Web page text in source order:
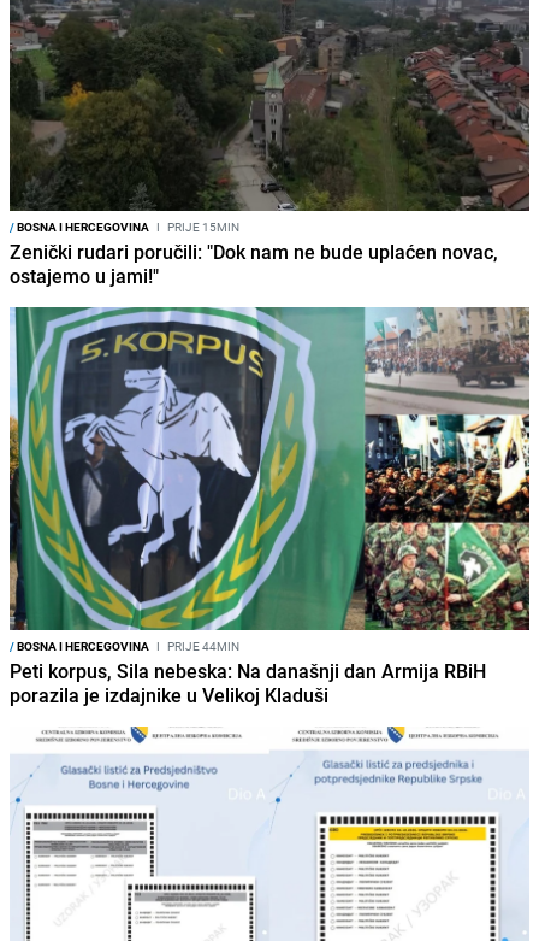
/BOSNA I HERCEGOVINA I PRIJE 15MIN
Zenički rudari poručili: "Dok nam ne bude uplaćen novac,
ostajemo u jami!"
/BOSNA I HERCEGOVINA I PRIJE 44MIN
Peti korpus, Sila nebeska: Na današnji dan Armija RBiH
porazila je izdajnike u Velikoj Kladuši